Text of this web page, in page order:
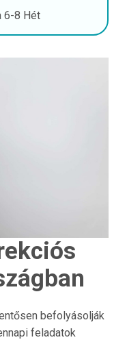
6-8 Hét
befolyásolják
feladatok